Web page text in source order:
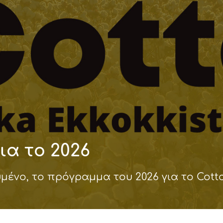
του παραγωγού
το 2026
το πρόγραμμα του 2026 για το